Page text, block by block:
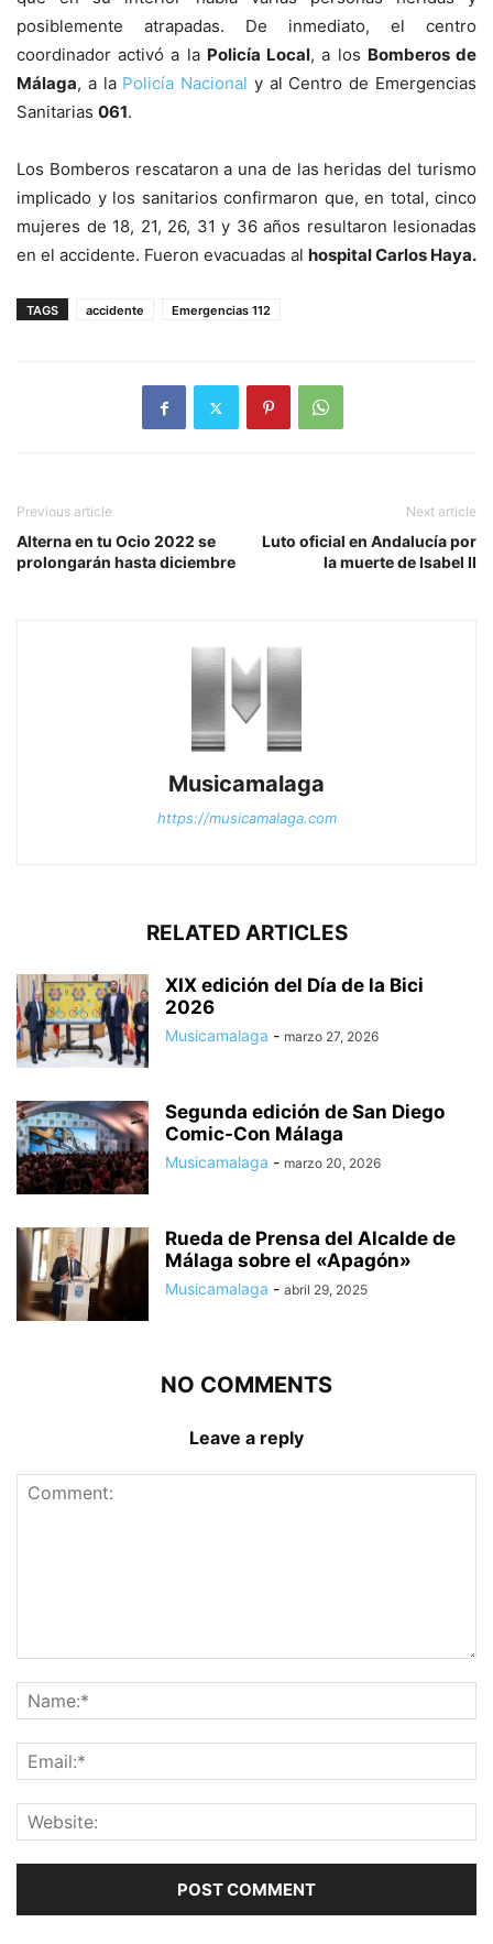
posiblemente atrapadas. De inmediato, el centro
coordinador activó a la Policía Local, a los Bomberos de
Málaga, a laPolicía Nacional y al Centro de Emergencias
Sanitarias 061.
Los Bomberos rescataron a una de las heridas del turismo
implicado y los sanitarios confirmaron que, en total, cinco
mujeres de 18, 21, 26, 31 y 36 años resultaron lesionadas
en el accidente. Fueron evacuadas al hospital Carlos Haya.
TAGS accidente Emergencias 112
Previous article
Alterna en tu Ocio 2022 se
prolongarán hasta diciembre
Next article
Luto oficial en Andalucía por
la muerte de Isabel II
Musicamalaga
https://musicamalaga.com
RELATED ARTICLES
XIX edición del Día de la Bici
2026
Musicamalaga - marzo 27, 2026
Segunda edición de San Diego
Comic-Con Málaga
Musicamalaga - marzo 20, 2026
Rueda de Prensa del Alcalde de
Málaga sobre el «Apagón»
Musicamalaga - abril 29, 2025
NO COMMENTS
Leave a reply